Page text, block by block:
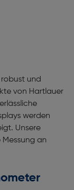
und
von Hartlauer
werden
Unsere
an